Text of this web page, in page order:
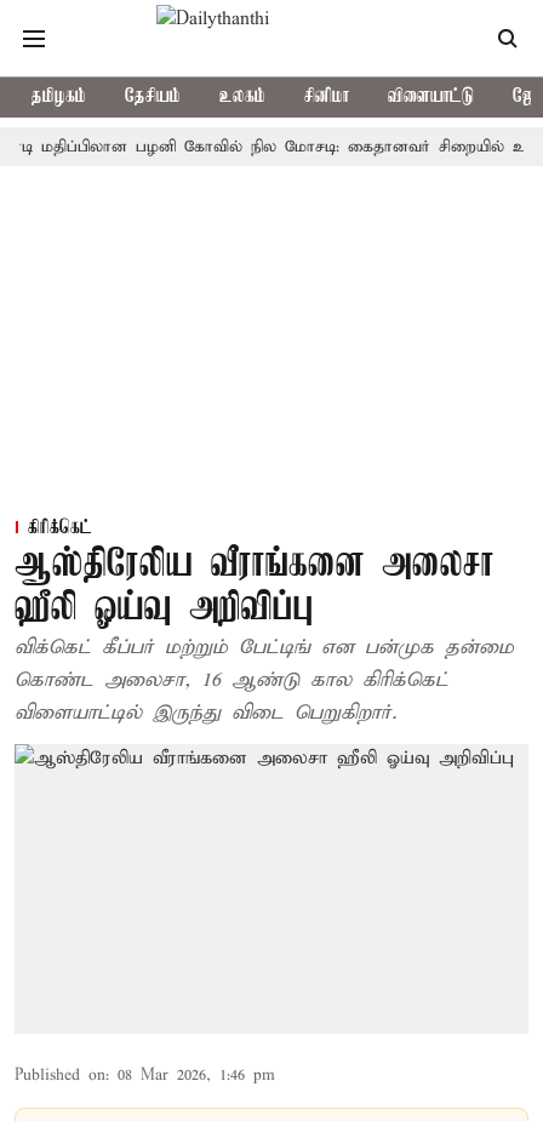
தமிழகம் தேசியம் உலகம் சினிமா விளையாட்டு
பழனி கோவில் நில மோசடி: கைதானவர் சிறையில் உயிரிழப்பு
கிரிக்கெட்
ஆஸ்திரேலிய வீராங்கனை அலைசா
ஹீலி ஓய்வு அறிவிப்பு
விக்கெட் கீப்பர் மற்றும் பேட்டிங் என பன்முக தன்மை
கொண்ட அலைசா, 16 ஆண்டு கால கிரிக்கெட்
விளையாட்டில் இருந்து விடை பெறுகிறார்.
Published on: 08 Mar 2026, 1:46 pm